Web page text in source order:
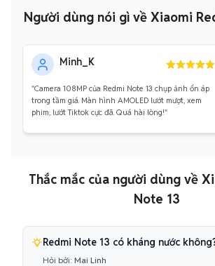
Người dùng nói gì về Xiaomi
Minh_K
"Camera 108MP của Redmi Note 13 chụp ảnh ổn áp
trong tầm giá. Màn hình AMOLED lướt mượt, xem
phim, lướt Tiktok cực đã. Quá hài lòng!"
Thắc mắc của người dùng về
Note 13
Redmi Note 13 có kháng nước
Hỏi bởi: Mai Linh